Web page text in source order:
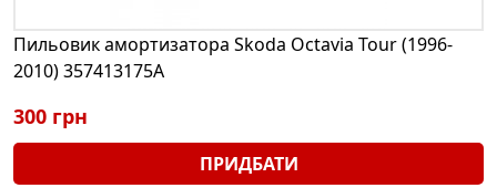
Пильовик амортизатора Skoda Octavia Tour (1996-
2010) 357413175A
300 грн
ПРИДБАТИ